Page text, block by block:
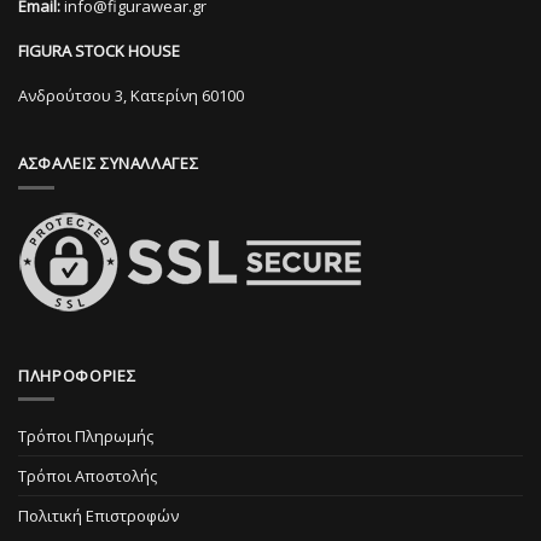
επιλογές
μπορούν
να
επιλεγούν
του
Email:info@figurawear.gr
FIGURA STOCK HOUSE
Ανδρούτσου 3, Κατερίνη 60100
ΑΣΦΑΛΕΙΣ ΣΥΝΑΛΛΑΓΕΣ
ΠΛΗΡΟΦΟΡΙΕΣ
Τρόποι Πληρωμής
Τρόποι Αποστολής
Πολιτική Επιστροφών